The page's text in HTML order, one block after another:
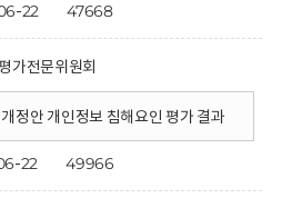
22 47668
가전문위원회
정안 개인정보 침해요인 평가 결과
22 49966